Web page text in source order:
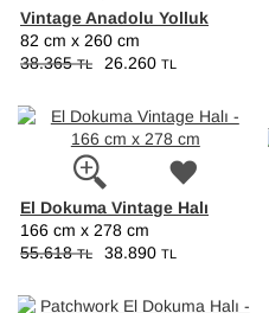
Vintage Anadolu Yolluk
82 cm x 260 cm
38.365TL 26.260 TL
El Dokuma Vintage Halı
166 cm x 278 cm
55.618TL 38.890 TL